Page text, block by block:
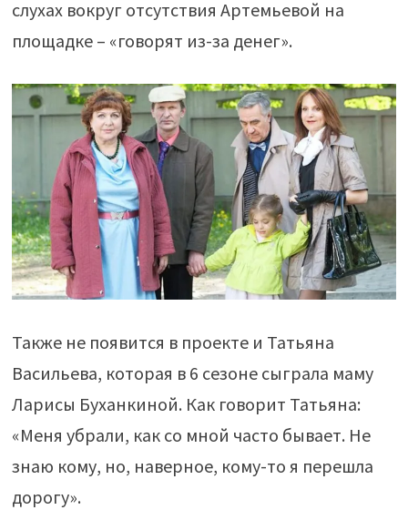
слухах вокруг отсутствия Артемьевой на
площадке – «говорят из-за денег».
Также не появится в проекте и Татьяна
Васильева, которая в 6 сезоне сыграла маму
Ларисы Буханкиной. Как говорит Татьяна:
«Меня убрали, как со мной часто бывает. Не
знаю кому, но, наверное, кому-то я перешла
дорогу».